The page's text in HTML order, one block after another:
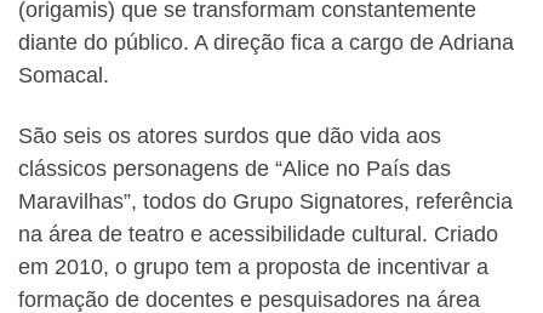
(origamis) que se transformam constantemente
diante do público. A direção fica a cargo de Adriana
Somacal.
São seis os atores surdos que dão vida aos
clássicos personagens de “Alice no País das
Maravilhas”, todos do Grupo Signatores, referência
na área de teatro e acessibilidade cultural. Criado
em 2010, o grupo tem a proposta de incentivar a
formação de docentes e pesquisadores na área